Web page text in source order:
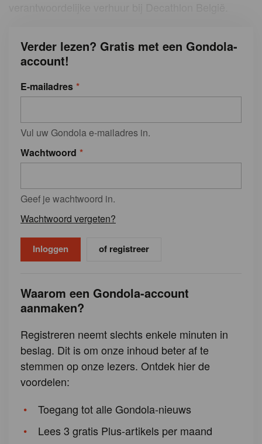
Verder lezen? Gratis met een Gondola-
account!
E-mailadres
Vul uw Gondola e-mailadres in.
Wachtwoord
Geef je wachtwoord in.
Wachtwoord vergeten?
of registreer
Waarom een Gondola-account
aanmaken?
Registreren neemt slechts enkele minuten in
beslag. Dit is om onze inhoud beter af te
stemmen op onze lezers. Ontdek hier de
voordelen:
Toegang tot alle Gondola-nieuws
Lees 3 gratis Plus-artikels per maand